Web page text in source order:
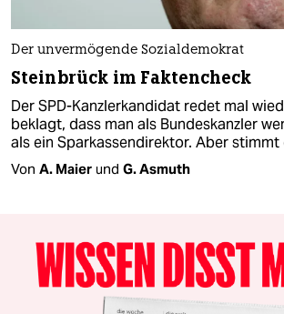
Der unvermögende Sozialdemokrat
Steinbrück im Faktencheck
Der SPD-Kanzlerkandidat redet mal
beklagt, dass man als Bundeskanzler
als ein Sparkassendirektor. Aber stimmt
Von A. Maier und G. Asmuth